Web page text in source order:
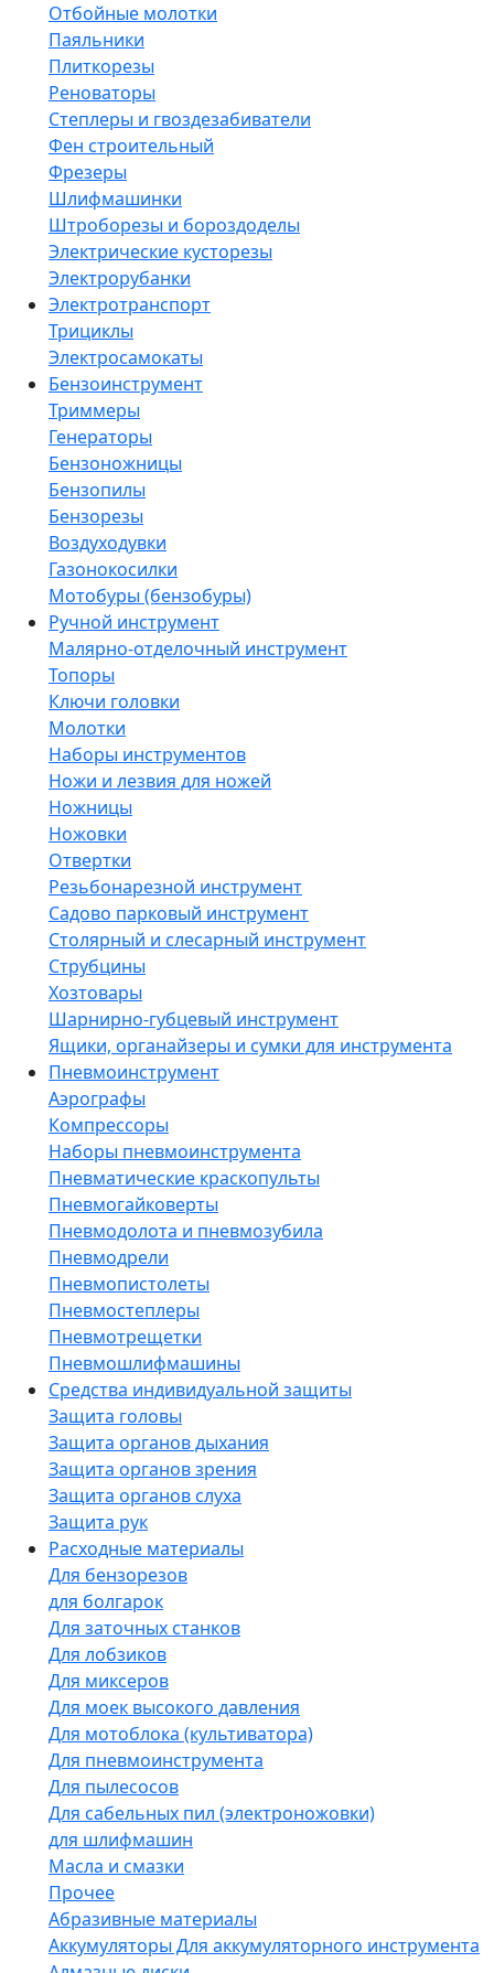
Отбойные молотки
Паяльники
Плиткорезы
Реноваторы
Степлеры и гвоздезабиватели
Фен строительный
Фрезеры
Шлифмашинки
Штроборезы и бороздоделы
Электрические кусторезы
Электрорубанки
Электротранспорт
Трициклы
Электросамокаты
Бензоинструмент
Триммеры
Генераторы
Бензоножницы
Бензопилы
Бензорезы
Воздуходувки
Газонокосилки
Мотобуры (бензобуры)
Ручной инструмент
Малярно-отделочный инструмент
Топоры
Ключи головки
Молотки
Наборы инструментов
Ножи и лезвия для ножей
Ножницы
Ножовки
Отвертки
Резьбонарезной инструмент
Садово парковый инструмент
Столярный и слесарный инструмент
Струбцины
Хозтовары
Шарнирно-губцевый инструмент
Ящики, органайзеры и сумки для инструмента
Пневмоинструмент
Аэрографы
Компрессоры
Наборы пневмоинструмента
Пневматические краскопульты
Пневмогайковерты
Пневмодолота и пневмозубила
Пневмодрели
Пневмопистолеты
Пневмостеплеры
Пневмотрещетки
Пневмошлифмашины
Средства индивидуальной защиты
Защита головы
Защита органов дыхания
Защита органов зрения
Защита органов слуха
Защита рук
Расходные материалы
Для бензорезов
для болгарок
Для заточных станков
Для лобзиков
Для миксеров
Для моек высокого давления
Для мотоблока (культиватора)
Для пневмоинструмента
Для пылесосов
Для сабельных пил (электроножовки)
для шлифмашин
Масла и смазки
Прочее
Абразивные материалы
Аккумуляторы Для аккумуляторного инструмента